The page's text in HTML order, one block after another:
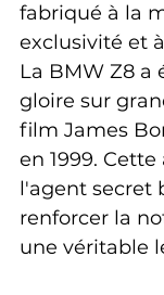
fabriqué à la
exclusivité et
La BMW Z8
gloire sur
film James
en 1999.
l'agent secret
renforcer la
une véritable